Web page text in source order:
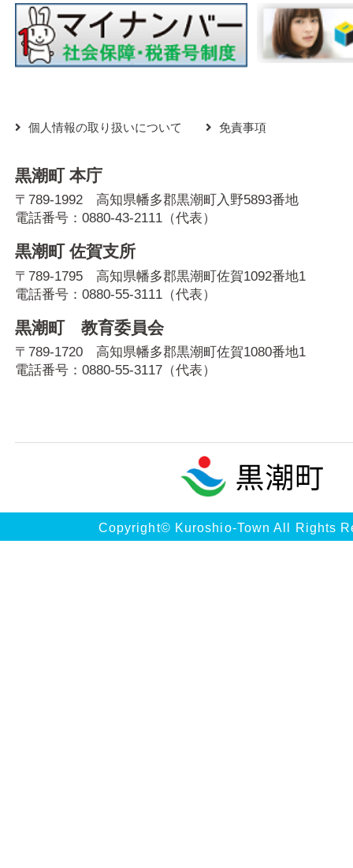
個人情報の取り扱いについて 免責事項
黒潮町 本庁
〒789-1992 高知県幡多郡黒潮町入野5893番地
電話番号：0880-43-2111 （代表）
黒潮町 佐賀支所
〒789-1795 高知県幡多郡黒潮町佐賀1092番地1
電話番号：0880-55-3111 （代表）
黒潮町 教育委員会
〒789-1720 高知県幡多郡黒潮町佐賀1080番地1
電話番号：0880-55-3117 （代表）
Copyright© Kuroshio-Town All Rights